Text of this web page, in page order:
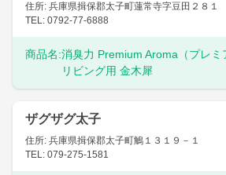
住所: 兵庫県揖保郡太子町蓮常寺字豆田２８１
TEL: 0792-77-6888
商品名:消臭力 Premium Aroma（プレミ
リビング用 金木犀
ザグザグ太子
住所: 兵庫県揖保郡太子町鵤１３１９－１
TEL: 079-275-1581